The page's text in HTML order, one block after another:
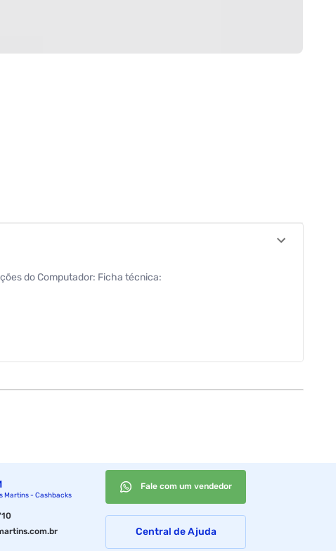
do Computador: Ficha técnica:
Martins - Cashbacks
Fale com um vendedor
Central de Ajuda